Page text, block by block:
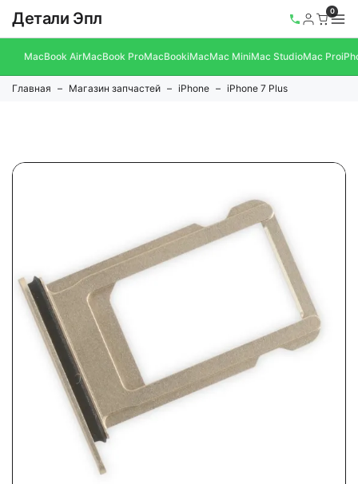
Детали Эпл 0
MacBook AirMacBook ProMacBookiMacMac MiniMac StudioMac Pro
Главная Магазин запчастей iPhone iPhone 7 Plus